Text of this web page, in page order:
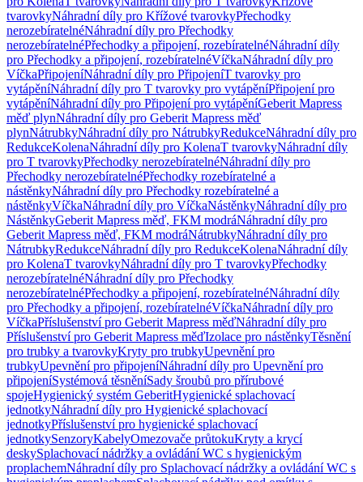
tvarovkyNáhradní díly pro Křížové tvarovkyPřechodky
nerozebíratelnéNáhradní díly pro Přechodky
nerozebíratelnéPřechodky a připojení, rozebíratelnéNáhradní díly
pro Přechodky a připojení, rozebíratelnéVíčkaNáhradní díly pro
VíčkaPřipojeníNáhradní díly pro PřipojeníT tvarovky pro
vytápěníNáhradní díly pro T tvarovky pro vytápěníPřipojení pro
vytápěníNáhradní díly pro Připojení pro vytápěníGeberit Mapress
měď plynNáhradní díly pro Geberit Mapress měď
plynNátrubkyNáhradní díly pro NátrubkyRedukceNáhradní díly pro
RedukceKolenaNáhradní díly pro KolenaT tvarovkyNáhradní díly
pro T tvarovkyPřechodky nerozebíratelnéNáhradní díly pro
Přechodky nerozebíratelnéPřechodky rozebíratelné a
nástěnkyNáhradní díly pro Přechodky rozebíratelné a
nástěnkyVíčkaNáhradní díly pro VíčkaNástěnkyNáhradní díly pro
NástěnkyGeberit Mapress měď, FKM modráNáhradní díly pro
Geberit Mapress měď, FKM modráNátrubkyNáhradní díly pro
NátrubkyRedukceNáhradní díly pro RedukceKolenaNáhradní díly
pro KolenaT tvarovkyNáhradní díly pro T tvarovkyPřechodky
nerozebíratelnéNáhradní díly pro Přechodky
nerozebíratelnéPřechodky a připojení, rozebíratelnéNáhradní díly
pro Přechodky a připojení, rozebíratelnéVíčkaNáhradní díly pro
VíčkaPříslušenství pro Geberit Mapress měďNáhradní díly pro
Příslušenství pro Geberit Mapress měďIzolace pro nástěnkyTěsnění
pro trubky a tvarovkyKryty pro trubkyUpevnění pro
trubkyUpevnění pro připojeníNáhradní díly pro Upevnění pro
připojeníSystémová těsněníSady šroubů pro přírubové
spojeHygienický systém GeberitHygienické splachovací
jednotkyNáhradní díly pro Hygienické splachovací
jednotkyPříslušenství pro hygienické splachovací
jednotkySenzoryKabelyOmezovače průtokuKryty a krycí
deskySplachovací nádržky a ovládání WC s hygienickým
proplachemNáhradní díly pro Splachovací nádržky a ovládání WC s